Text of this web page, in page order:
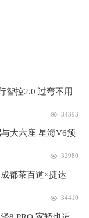
智控2.0 过弯不用
34393
大六座 星海V6预
32980
都茶百道×捷达
34410